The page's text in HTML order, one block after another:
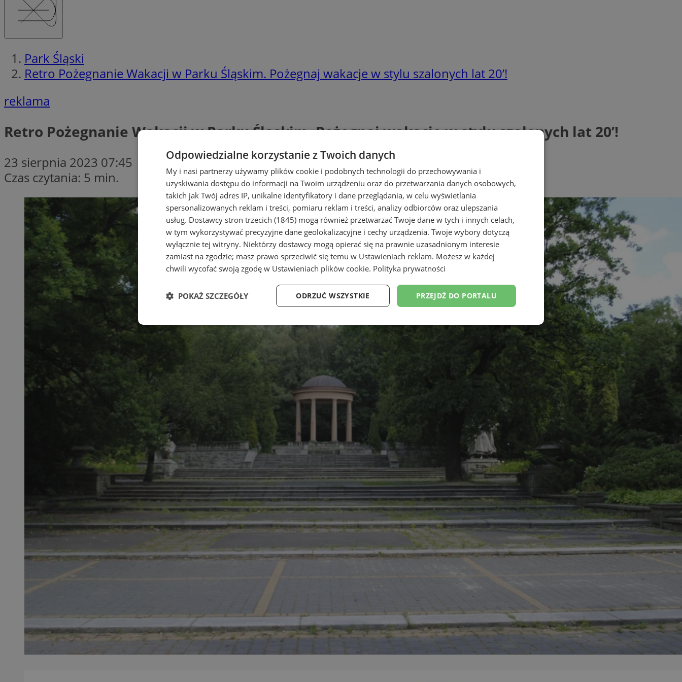
Park Śląski
Retro Pożegnanie Wakacji w Parku Śląskim. Pożegnaj wakacje w stylu szalonych lat 20’!
reklama
Retro Pożegnanie Wakacji w Parku Śląskim. Pożegnaj wakacje w stylu szalonych lat 20’!
23 sierpnia 2023 07:45
Czas czytania: 5 min.
Odpowiedzialne korzystanie z Twoich danych
My i nasi partnerzy używamy plików cookie i podobnych technologii do przechowywania i
uzyskiwania dostępu do informacji na Twoim urządzeniu oraz do przetwarzania danych osobowych,
takich jak Twój adres IP, unikalne identyfikatory i dane przeglądania, w celu wyświetlania
spersonalizowanych reklam i treści, pomiaru reklam i treści, analizy odbiorców oraz ulepszania
usług. Dostawcy stron trzecich (1845) mogą również przetwarzać Twoje dane w tych i innych celach,
w tym wykorzystywać precyzyjne dane geolokalizacyjne i cechy urządzenia. Twoje wybory dotyczą
wyłącznie tej witryny. Niektórzy dostawcy mogą opierać się na prawnie uzasadnionym interesie
zamiast na zgodzie; masz prawo sprzeciwić się temu w Ustawieniach reklam. Możesz w każdej
chwili wycofać swoją zgodę w Ustawieniach plików cookie. Polityka prywatności
PRZEJDŹ DO PORTALU
ODRZUĆ WSZYSTKIE
POKAŻ SZCZEGÓŁY
Niezbędne Wydajność Targetowanie Funkcjonalność Niesklasyfikowane
Niezbędne Wydajność Targetowanie Funkcjonalność
Niezbędne pliki cookie umożliwiają korzystanie z podstawowych funkcji strony internetowej, takich jak logowanie użytkownika i
zarządzanie kontem. Bez niezbędnych plików cookie nie można prawidłowo korzystać ze strony internetowej.
Nazwa Provider/Domena
Okres
przechowywania
Opis
QeSessID mojchorzow.pl
Ten plik cookie przechowuje identyfikator sesji.
MvSessID
mojchorzow.pl 1 rok
Ten plik cookie przechowuje identyfikator sesji.
SessID
mojchorzow.pl 1 rok
Ten plik cookie przechowuje identyfikator sesji.
CookieScriptConsent
CookieScript
4 tygodnie 2 dni
Ten plik cookie jest używany przez usługę Cookie-
Script.com do zapamiętywania preferencji
dotyczących zgody użytkownika na pliki cookie.
Jest to konieczne, aby baner cookie Cookie-
Script.com działał poprawnie.
__cf_bm
Cloudflare Inc.
.temu.com
29 minut 53
sekundy
Ten plik cookie służy do rozróżniania ludzi i
botów. Jest to korzystne dla strony internetowej,
.youtube.com
i ustawień zgody, zapewniając ich przestrzeganie
w kolejnych wizytach. Dzięki temu użytkownik nie
musi ponownie konfigurować swoich preferencji,
co zwiększa wygodę i zgodność z regulacjami
Google Privacy Policy